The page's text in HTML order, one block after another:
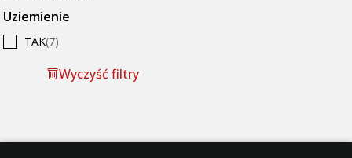
Uziemienie
TAK(7)
Wyczyść filtry